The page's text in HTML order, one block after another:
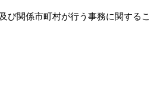
び関係市町村が行う事務に関するこ